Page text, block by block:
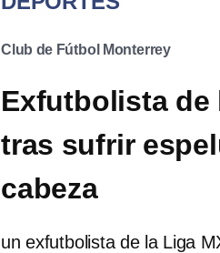
Club de Fútbol Monterrey
Exfutbolista de
tras sufrir
cabeza
un exfutbolista de la Liga